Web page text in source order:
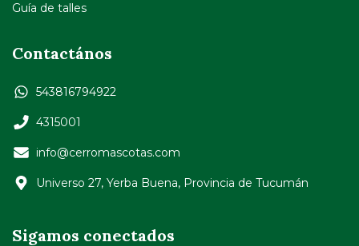
Guía de talles
Contactános
543816794922
4315001
info@cerromascotas.com
Universo 27, Yerba Buena, Provincia de Tucumán
Sigamos conectados